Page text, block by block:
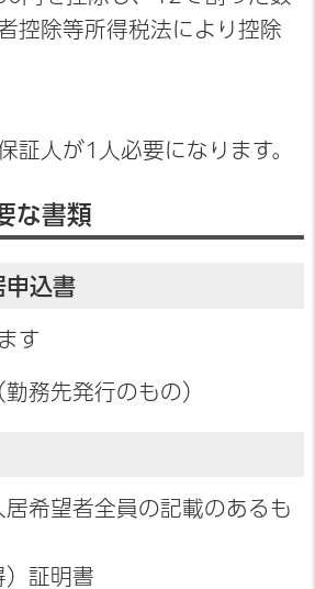
控除等所得税法により控除
証人が1人必要になります。
な書類
申込書
す
務先発行のもの）
居希望者全員の記載のあるも
）証明書